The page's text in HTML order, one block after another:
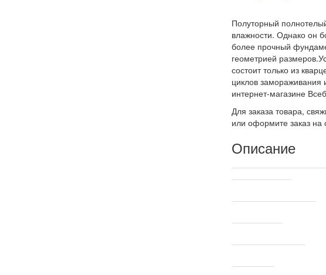
Полуторный
влажности. Однако он
более прочный
геометрией
состоит только из
циклов
интернет-магазине
Для заказа товара,
или оформите заказ на
Описание
Технические характеристики